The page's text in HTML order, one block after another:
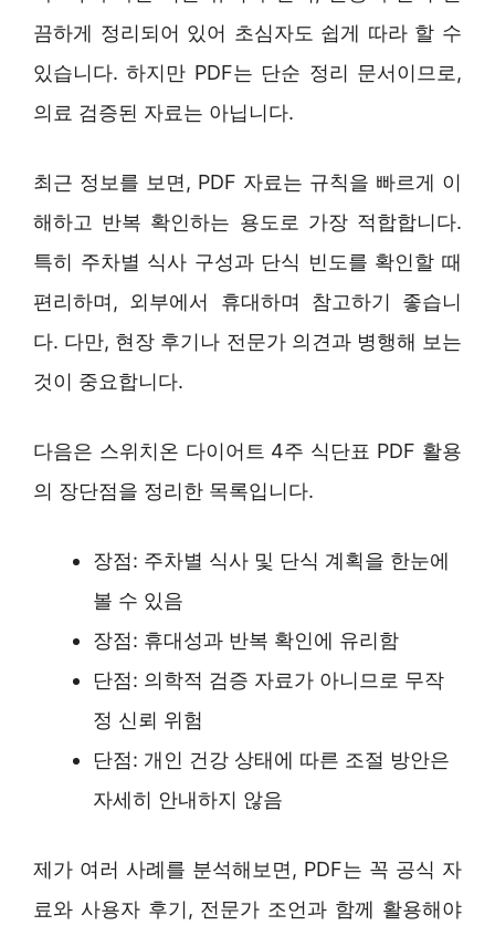
끔하게 정리되어 있어 초심자도 쉽게 따라 할 수
있습니다. 하지만 PDF는 단순 정리 문서이므로,
의료 검증된 자료는 아닙니다.
최근 정보를 보면, PDF 자료는 규칙을 빠르게 이
해하고 반복 확인하는 용도로 가장 적합합니다.
특히 주차별 식사 구성과 단식 빈도를 확인할 때
편리하며, 외부에서 휴대하며 참고하기 좋습니
다. 다만, 현장 후기나 전문가 의견과 병행해 보는
것이 중요합니다.
다음은 스위치온 다이어트 4주 식단표 PDF 활용
의 장단점을 정리한 목록입니다.
장점: 주차별 식사 및 단식 계획을 한눈에
볼 수 있음
장점: 휴대성과 반복 확인에 유리함
단점: 의학적 검증 자료가 아니므로 무작
정 신뢰 위험
단점: 개인 건강 상태에 따른 조절 방안은
자세히 안내하지 않음
제가 여러 사례를 분석해보면, PDF는 꼭 공식 자
료와 사용자 후기, 전문가 조언과 함께 활용해야